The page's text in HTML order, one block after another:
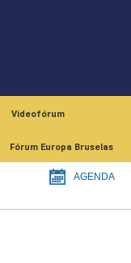
Videofórum
Fórum Europa Bruselas
AGENDA